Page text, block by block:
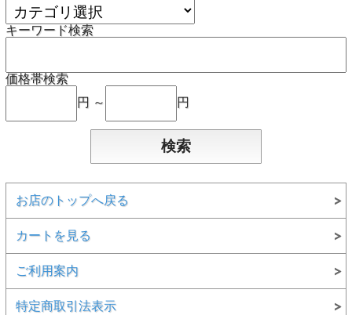
キーワード検索
価格帯検索
円 ～
円
お店のトップへ戻る
カートを見る
ご利用案内
特定商取引法表示